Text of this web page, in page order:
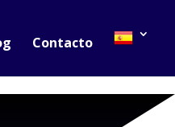
Contacto